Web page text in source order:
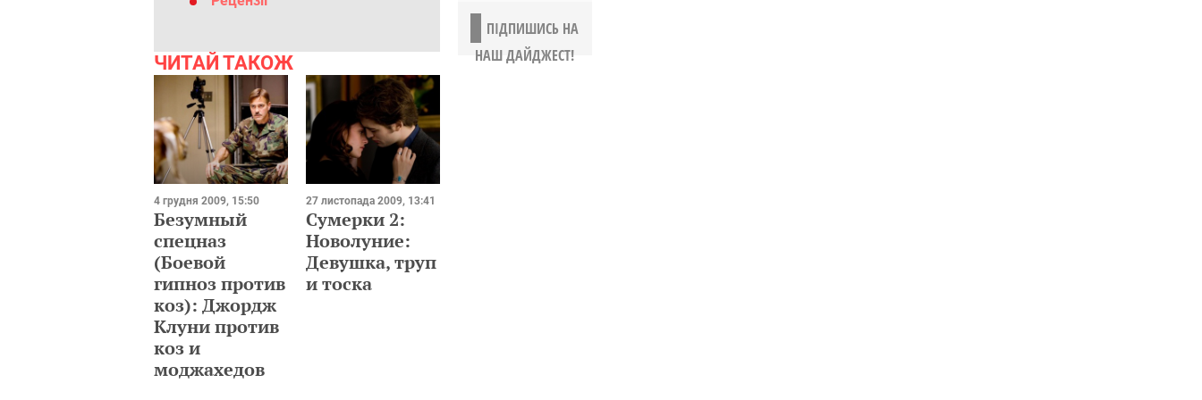
ЧИТАЙ ТАКОЖ
4 грудня 2009, 15:50
Безумный
спецназ
(Боевой
гипноз против
коз): Джордж
Клуни против
коз и
моджахедов
27 листопада 2009, 13:41
Сумерки 2:
Новолуние:
Девушка, труп
и тоска
ПІДПИШИСЬ НА
НАШ ДАЙДЖЕСТ!